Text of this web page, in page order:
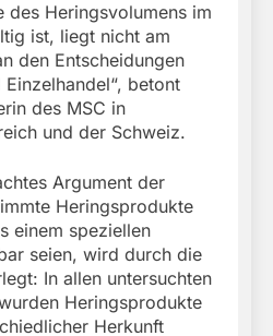
des Heringsvolumens im
ist, liegt nicht am
den Entscheidungen
betont
des MSC in
und der Schweiz.
Argument der
Heringsprodukte
einem speziellen
seien, wird durch die
In allen untersuchten
Heringsprodukte
Herkunft